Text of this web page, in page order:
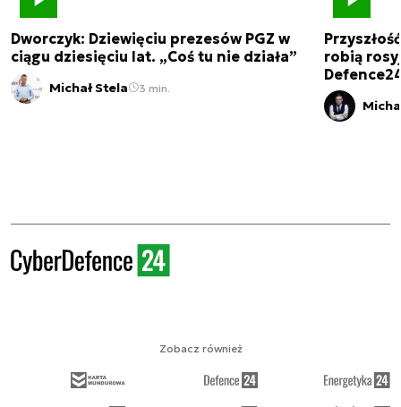
Dworczyk: Dziewięciu prezesów PGZ w
ciągu dziesięciu lat. „Coś tu nie działa”
Michał Stela 3 min.
robią
Zobacz również